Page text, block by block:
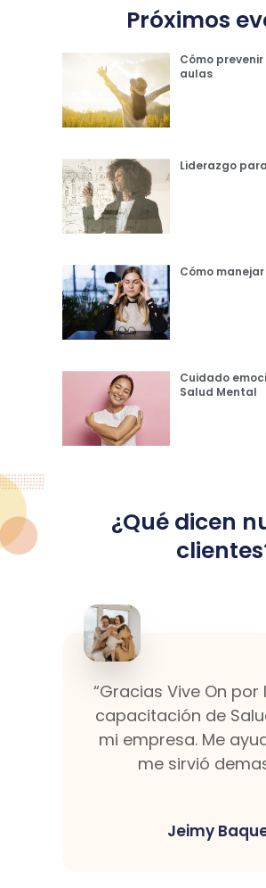
Próximos
Cómo
aulas
Liderazgo
Cómo
Cuidado
Salud Mental
¿Qué dicen
“Gracias Vive On
capacitación de
mi empresa. Me
me sirvió
Jeimy